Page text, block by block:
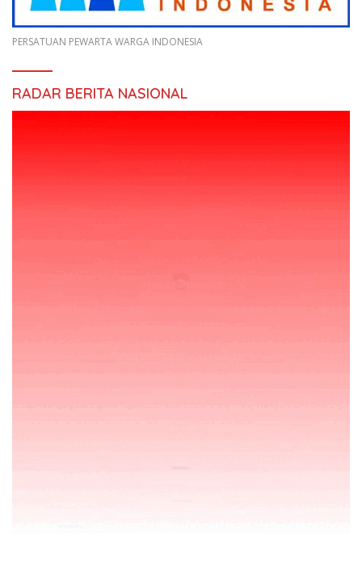
PERSATUAN PEWARTA WARGA INDONESIA
RADAR BERITA NASIONAL